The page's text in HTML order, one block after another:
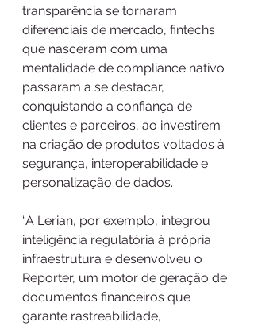
transparência se tornaram
diferenciais de mercado, fintechs
que nasceram com uma
mentalidade de compliance nativo
passaram a se destacar,
conquistando a confiança de
clientes e parceiros, ao investirem
na criação de produtos voltados à
segurança, interoperabilidade e
personalização de dados.
“A Lerian, por exemplo, integrou
inteligência regulatória à própria
infraestrutura e desenvolveu o
Reporter, um motor de geração de
documentos financeiros que
garante rastreabilidade,